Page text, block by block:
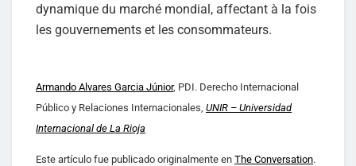
dynamique du marché mondial, affectant à la fois
les gouvernements et les consommateurs.
Armando Alvares Garcia Júnior, PDI. Derecho Internacional
Público y Relaciones Internacionales, UNIR – Universidad
Internacional de La Rioja
Este artículo fue publicado originalmente en The Conversation.